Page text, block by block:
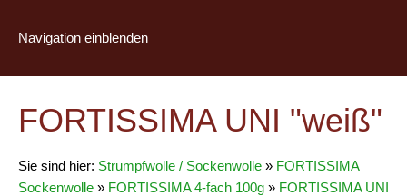
Navigation einblenden
FORTISSIMA UNI "weiß"
Sie sind hier: Strumpfwolle / Sockenwolle » FORTISSIMA
Sockenwolle » FORTISSIMA 4-fach 100g » FORTISSIMA UNI